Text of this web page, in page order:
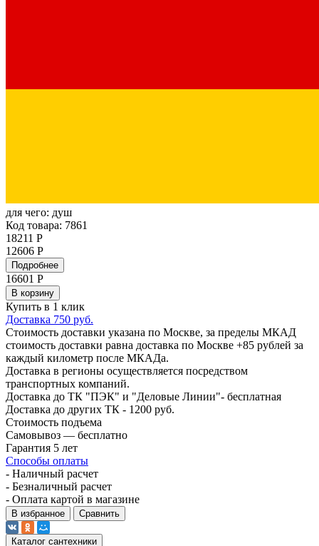
для чего: душ
Код товара: 7861
18211 Р
12606 Р
Подробнее
16601 Р
В корзину
Купить в 1 клик
Доставка 750 руб.
Стоимость доставки указана по Москве, за пределы МКАД
стоимость доставки равна доставка по Москве +85 рублей за
каждый километр после МКАДа.
Доставка в регионы осуществляется посредством
транспортных компаний.
Доставка до ТК "ПЭК" и "Деловые Линии"- бесплатная
Доставка до других ТК - 1200 руб.
Стоимость подъема
Самовывоз — бесплатно
Гарантия 5 лет
Способы оплаты
- Наличный расчет
- Безналичный расчет
- Оплата картой в магазине
В избранное Сравнить
Каталог сантехники